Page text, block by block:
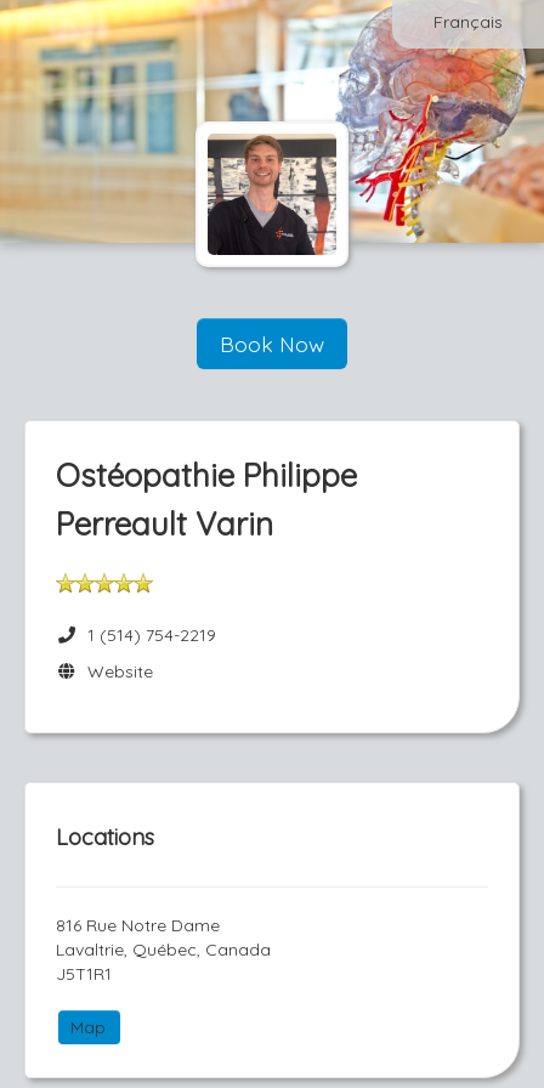
Français
Book Now
Ostéopathie Philippe
Perreault Varin
1 (514) 754-2219
Website
Locations
816 Rue Notre Dame
Lavaltrie, Québec, Canada
J5T1R1
Map